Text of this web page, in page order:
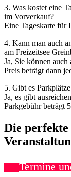
3. Was kostet eine
im Vorverkauf?
Eine Tageskarte für
4. Kann man auch
am Freizeitsee
Ja, Sie können auch
Preis beträgt dann
5. Gibt es
Ja, es gibt
Parkgebühr beträgt
Die
Termine